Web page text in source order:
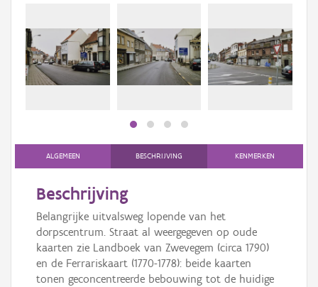
Gebeurtenis
Persoon of collectief
AanmeldenALGEMEEN BESCHRIJVING KENMERKEN
Beschrijving
Belangrijke uitvalsweg lopende van het
dorpscentrum. Straat al weergegeven op oude
kaarten zie Landboek van Zwevegem (circa 1790)
en de Ferrariskaart (1770-1778): beide kaarten
tonen geconcentreerde bebouwing tot de huidige